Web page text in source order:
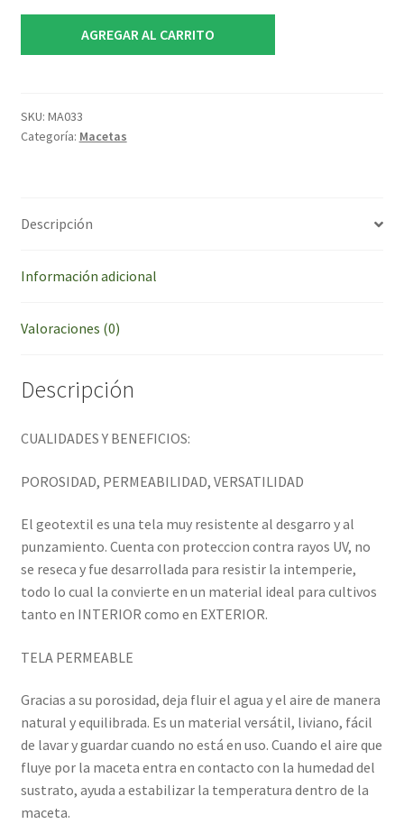
Manijas
Grow
AGREGAR AL CARRITO
SKU: MA033
Categoría: Macetas
Descripción
Información adicional
Valoraciones (0)
Descripción
CUALIDADES Y BENEFICIOS:
POROSIDAD, PERMEABILIDAD, VERSATILIDAD
El geotextil es una tela muy resistente al desgarro y al
punzamiento. Cuenta con proteccion contra rayos UV, no
se reseca y fue desarrollada para resistir la intemperie,
todo lo cual la convierte en un material ideal para cultivos
tanto en INTERIOR como en EXTERIOR.
TELA PERMEABLE
Gracias a su porosidad, deja fluir el agua y el aire de manera
natural y equilibrada. Es un material versátil, liviano, fácil
de lavar y guardar cuando no está en uso. Cuando el aire que
fluye por la maceta entra en contacto con la humedad del
sustrato, ayuda a estabilizar la temperatura dentro de la
maceta.